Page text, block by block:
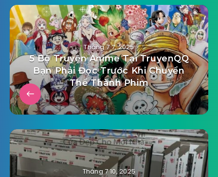
Tháng 7 7, 2025
5 Bộ Truyện Anime Tại TruyenQQ
Bạn Phải Đọc Trước Khi Chuyển
Thể Thành Phim
Tháng 7 10, 2025